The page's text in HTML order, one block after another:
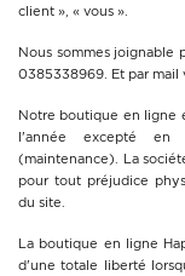
client », « vous ».
Nous sommes joignable
0385338969. Et par
Notre boutique en ligne
l'année excepté en
(maintenance). La
pour tout préjudice
du site.
La boutique en ligne
d'une totale liberté